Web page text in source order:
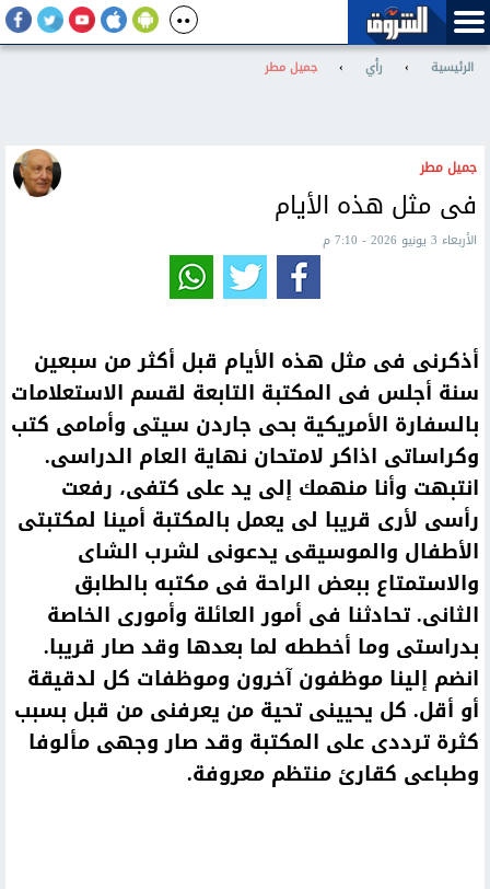
الرئيسية › رأي › جميل مطر
جميل مطر
فى مثل هذه الأيام
الأربعاء 3 يونيو 2026 - 7:10 م
أذكرنى فى مثل هذه الأيام قبل أكثر من سبعين
سنة أجلس فى المكتبة التابعة لقسم الاستعلامات
بالسفارة الأمريكية بحى جاردن سيتى وأمامى كتب
وكراساتى اذاكر لامتحان نهاية العام الدراسى.
انتبهت وأنا منهمك إلى يد على كتفى، رفعت
رأسى لأرى قريبا لى يعمل بالمكتبة أمينا لمكتبتى
الأطفال والموسيقى يدعونى لشرب الشاى
والاستمتاع ببعض الراحة فى مكتبه بالطابق
الثانى. تحادثنا فى أمور العائلة وأمورى الخاصة
بدراستى وما أخططه لما بعدها وقد صار قريبا.
انضم إلينا موظفون آخرون وموظفات كل لدقيقة
أو أقل. كل يحيينى تحية من يعرفنى من قبل بسبب
كثرة ترددى على المكتبة وقد صار وجهى مألوفا
وطباعى كقارئ منتظم معروفة.